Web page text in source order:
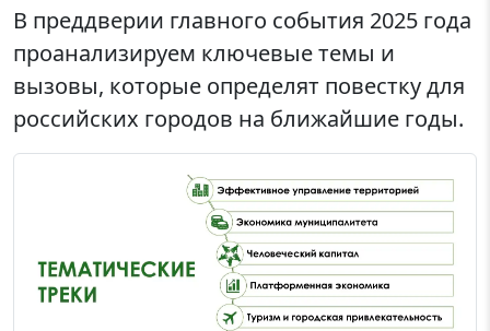
В преддверии главного события 2025 года
проанализируем ключевые темы и
вызовы, которые определят повестку для
российских городов на ближайшие годы.